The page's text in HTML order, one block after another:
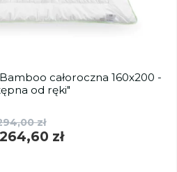
całoroczna 160x200 -
od ręki"
zł
264,60 zł